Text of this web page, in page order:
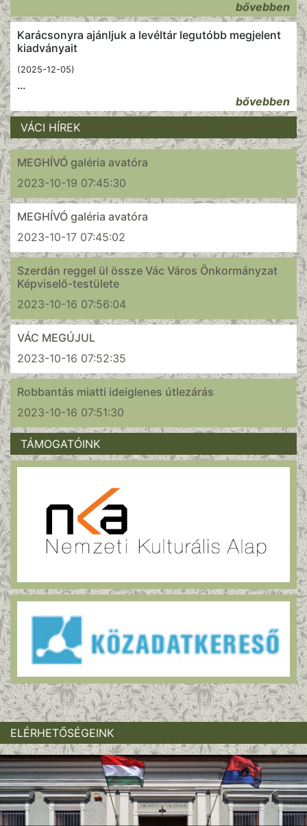
bővebben
Karácsonyra ajánljuk a levéltár legutóbb megjelent
kiadványait
(2025-12-05)
...
bővebben
VÁCI HÍREK
MEGHÍVÓ galéria avatóra
2023-10-19 07:45:30
MEGHÍVÓ galéria avatóra
2023-10-17 07:45:02
Szerdán reggel ül össze Vác Város Önkormányzat
Képviselő-testülete
2023-10-16 07:56:04
VÁC MEGÚJUL
2023-10-16 07:52:35
Robbantás miatti ideiglenes útlezárás
2023-10-16 07:51:30
TÁMOGATÓINK
ELÉRHETŐSÉGEINK